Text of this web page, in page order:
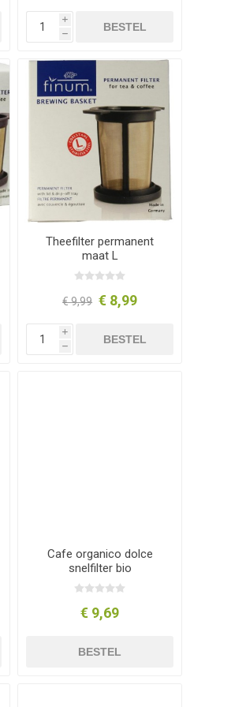
i
h
BESTEL
Theefilter permanent
maat L
€ 9,99 € 8,99
i
h
BESTEL
Cafe organico dolce
snelfilter bio
€ 9,69
BESTEL